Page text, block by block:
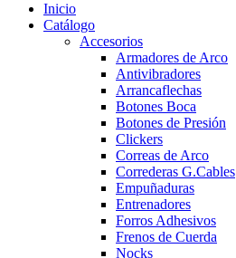
Inicio
Catálogo
Accesorios
Armadores de Arco
Antivibradores
Arrancaflechas
Botones Boca
Botones de Presión
Clickers
Correas de Arco
Correderas G.Cables
Empuñaduras
Entrenadores
Forros Adhesivos
Frenos de Cuerda
Nocks